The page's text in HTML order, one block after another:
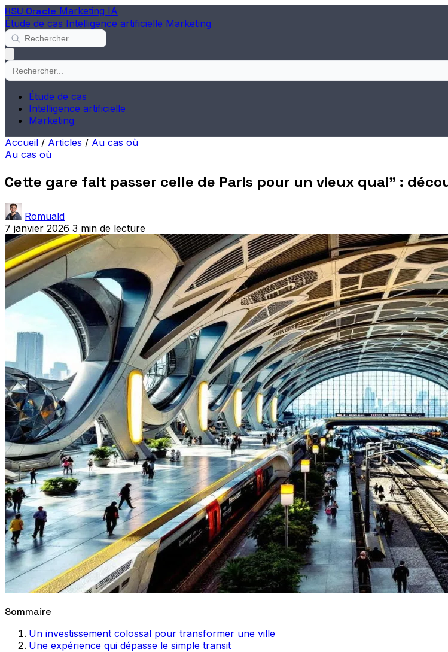
HSU Oracle Marketing IA
Étude de cas Intelligence artificielle Marketing
Étude de cas
Intelligence artificielle
Marketing
Accueil / Articles / Au cas où
Au cas où
Cette gare fait passer celle de Paris pour un vieux quai" :
Romuald
7 janvier 2026 3 min de lecture
Sommaire
Un investissement colossal pour transformer une ville
Une expérience qui dépasse le simple transit